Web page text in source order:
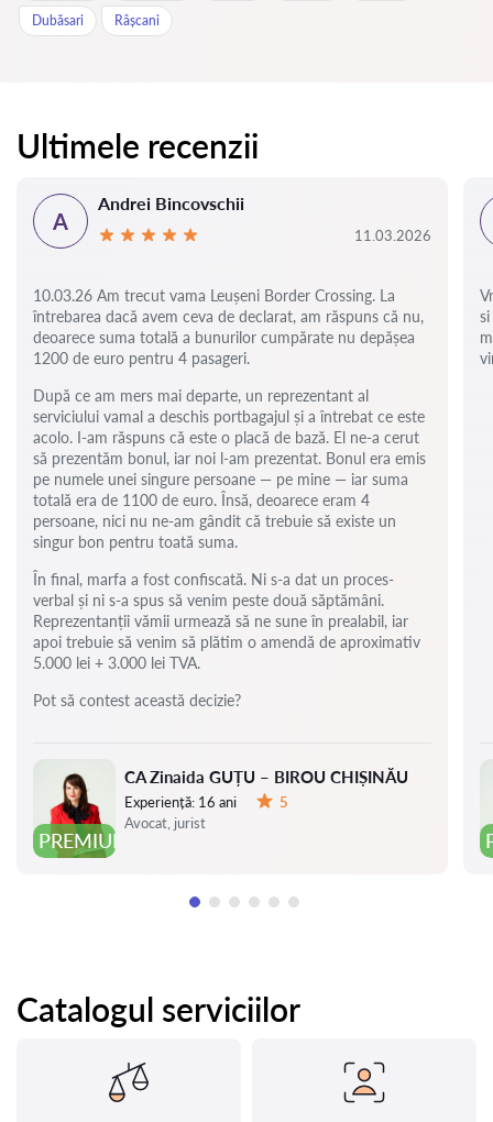
Dubăsari Râșcani
Ultimele recenzii
PREMIUM
CA Zinaida GUȚU – BIROU CHIȘINĂU
Experiență: 16 ani
5
Avocat, jurist
A
Andrei Bincovschii
11.03.2026
10.03.26 Am trecut vama Leușeni Border Crossing. La
întrebarea dacă avem ceva de declarat, am răspuns că nu,
deoarece suma totală a bunurilor cumpărate nu depășea
1200 de euro pentru 4 pasageri.
După ce am mers mai departe, un reprezentant al
serviciului vamal a deschis portbagajul și a întrebat ce este
acolo. I-am răspuns că este o placă de bază. El ne-a cerut
să prezentăm bonul, iar noi l-am prezentat. Bonul era emis
pe numele unei singure persoane — pe mine — iar suma
totală era de 1100 de euro. Însă, deoarece eram 4
persoane, nici nu ne-am gândit că trebuie să existe un
singur bon pentru toată suma.
În final, marfa a fost confiscată. Ni s-a dat un proces-
verbal și ni s-a spus să venim peste două săptămâni.
Reprezentanții vămii urmează să ne sune în prealabil, iar
apoi trebuie să venim să plătim o amendă de aproximativ
5.000 lei + 3.000 lei TVA.
Pot să contest această decizie?
Catalogul serviciilor